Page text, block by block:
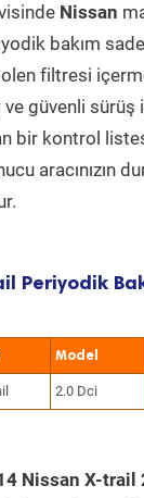
Nissan
bakım
filtresi
ve güvenli
bir kontrol
aracınızın
Periyodik
Model
2.0 Dci
Nissan X-trail